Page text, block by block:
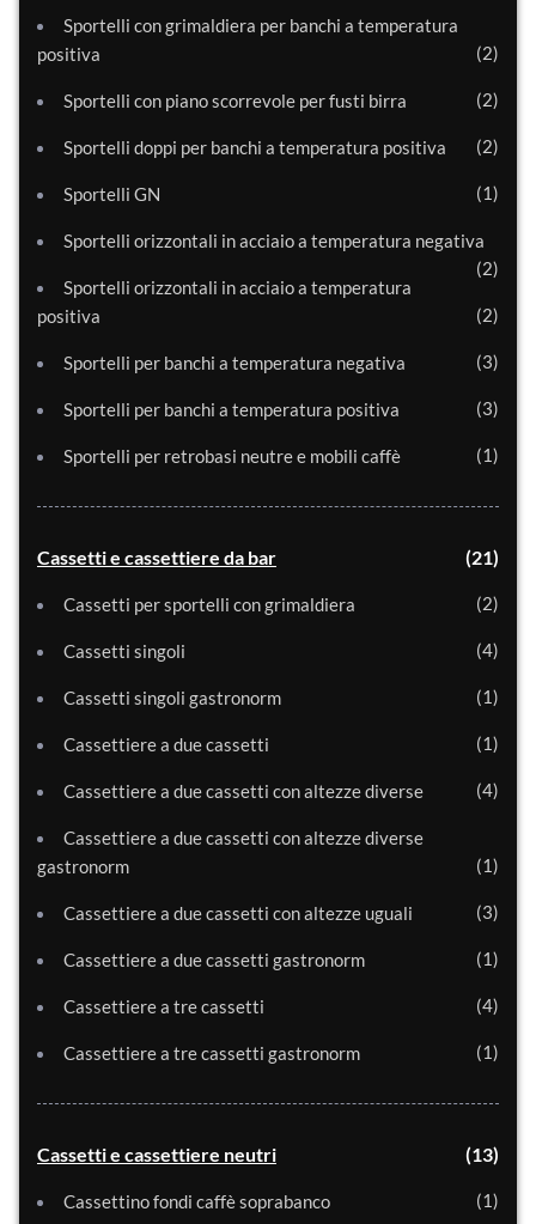
Sportelli con grimaldiera per banchi a temperatura
positiva
2
Sportelli con piano scorrevole per fusti birra 2
Sportelli doppi per banchi a temperatura positiva 2
Sportelli GN 1
Sportelli orizzontali in acciaio a temperatura negativa
2
Sportelli orizzontali in acciaio a temperatura
positiva
2
Sportelli per banchi a temperatura negativa 3
Sportelli per banchi a temperatura positiva 3
Sportelli per retrobasi neutre e mobili caffè 1
Cassetti e cassettiere da bar 21
Cassetti per sportelli con grimaldiera 2
Cassetti singoli 4
Cassetti singoli gastronorm 1
Cassettiere a due cassetti 1
Cassettiere a due cassetti con altezze diverse 4
Cassettiere a due cassetti con altezze diverse
gastronorm
1
Cassettiere a due cassetti con altezze uguali 3
Cassettiere a due cassetti gastronorm 1
Cassettiere a tre cassetti 4
Cassettiere a tre cassetti gastronorm 1
Cassetti e cassettiere neutri 13
Cassettino fondi caffè soprabanco 1